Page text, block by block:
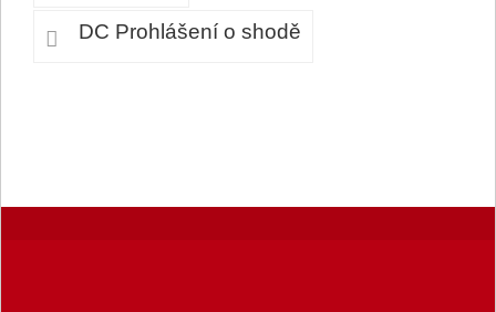
DC Prohlášení o shodě